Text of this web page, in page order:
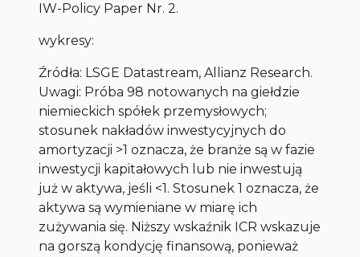
IW-Policy Paper Nr. 2.
wykresy:
Źródła: LSGE Datastream, Allianz Research.
Uwagi: Próba 98 notowanych na giełdzie
niemieckich spółek przemysłowych;
stosunek nakładów inwestycyjnych do
amortyzacji >1 oznacza, że branże są w fazie
inwestycji kapitałowych lub nie inwestują
już w aktywa, jeśli <1. Stosunek 1 oznacza, że
aktywa są wymieniane w miarę ich
zużywania się. Niższy wskaźnik ICR wskazuje
na gorszą kondycję finansową, ponieważ